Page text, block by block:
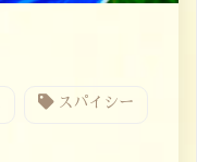
スパイシー